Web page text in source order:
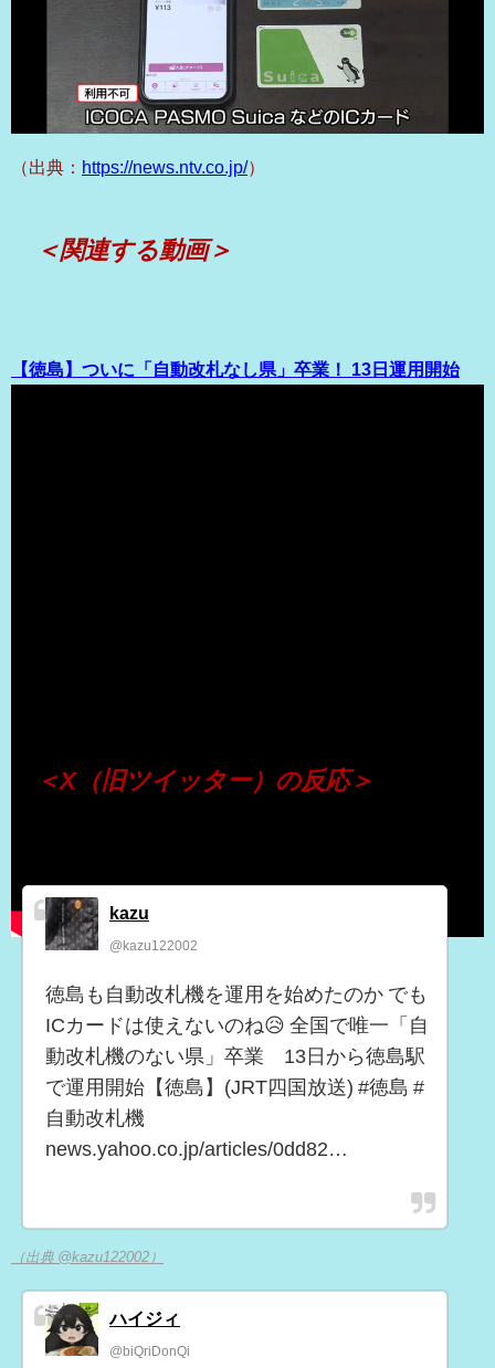
（出典： https://news.ntv.co.jp/）
＜関連する動画＞
【徳島】ついに「自動改札なし県」卒業！ 13日運用開始
＜X（旧ツイッター）の反応＞
kazu
@kazu122002
徳島も自動改札機を運用を始めたのか でも
ICカードは使えないのね😥 全国で唯一「自
動改札機のない県」卒業 13日から徳島駅
で運用開始【徳島】(JRT四国放送) #徳島 #
自動改札機
news.yahoo.co.jp/articles/0dd82…
（出典 @kazu122002）
ハイジィ
@biQriDonQi